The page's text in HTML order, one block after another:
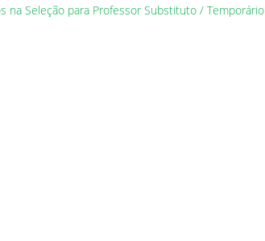
na Seleção para Professor Substituto / Temporário